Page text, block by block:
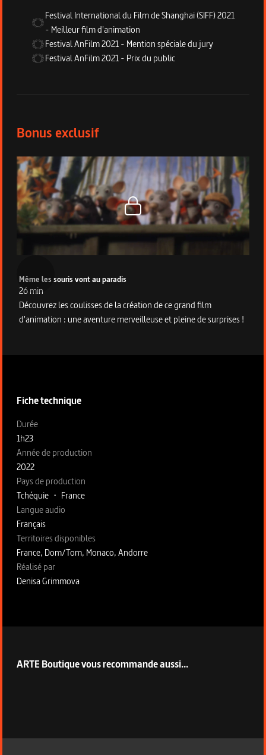
Festival International du Film de Shanghai (SIFF)2021
- Meilleur film d'animation
Festival AnFilm2021- Mention spéciale du jury
Festival AnFilm2021- Prix du public
Bonus du programme
Bonus exclusif
Même les souris vont au paradis
26 min
Découvrez les coulisses de la création de ce grand film
d'animation : une aventure merveilleuse et pleine de surprises !
Fiche technique
Fiche technique section gauche
Durée
1h23
Année de production
2022
Pays de production
Tchéquie • France
Langue audio
Français
Territoires disponibles
France, Dom/Tom, Monaco, Andorre
Fiche technique section droite
Réalisé par
Denisa Grimmova
ARTE Boutique vous recommande aussi...